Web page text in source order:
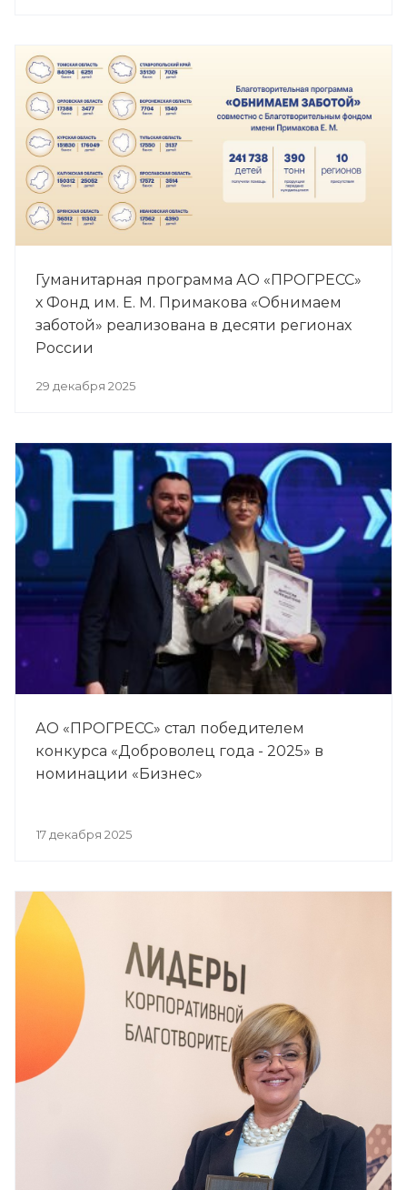
Гуманитарная программа АО «ПРОГРЕСС»
х Фонд им. Е. М. Примакова «Обнимаем
заботой» реализована в десяти регионах
России
29 декабря 2025
АО «ПРОГРЕСС» стал победителем
конкурса «Доброволец года - 2025» в
номинации «Бизнес»
17 декабря 2025